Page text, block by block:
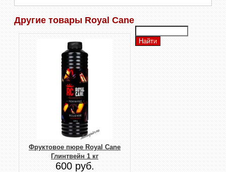
Другие товары Royal Cane
Фруктовое пюре Royal Cane
Глинтвейн 1 кг
600 руб.